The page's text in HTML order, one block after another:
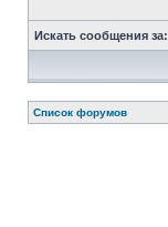
Искать сообщения за:
Список форумов